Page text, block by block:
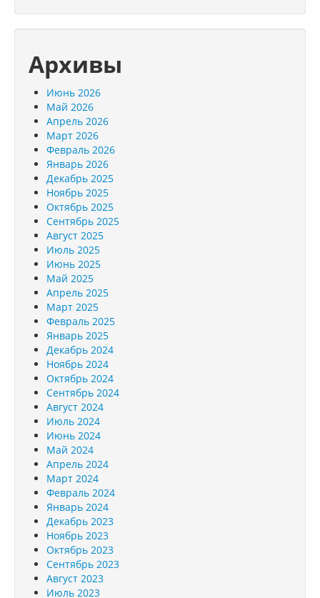
Архивы
Июнь 2026
Май 2026
Апрель 2026
Март 2026
Февраль 2026
Январь 2026
Декабрь 2025
Ноябрь 2025
Октябрь 2025
Сентябрь 2025
Август 2025
Июль 2025
Июнь 2025
Май 2025
Апрель 2025
Март 2025
Февраль 2025
Январь 2025
Декабрь 2024
Ноябрь 2024
Октябрь 2024
Сентябрь 2024
Август 2024
Июль 2024
Июнь 2024
Май 2024
Апрель 2024
Март 2024
Февраль 2024
Январь 2024
Декабрь 2023
Ноябрь 2023
Октябрь 2023
Сентябрь 2023
Август 2023
Июль 2023